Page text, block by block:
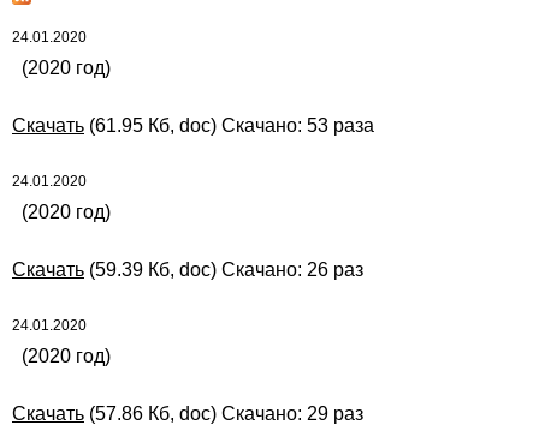
24.01.2020
(2020 год)
Скачать (61.95 Кб, doc) Скачано: 53 раза
24.01.2020
(2020 год)
Скачать (59.39 Кб, doc) Скачано: 26 раз
24.01.2020
(2020 год)
Скачать (57.86 Кб, doc) Скачано: 29 раз